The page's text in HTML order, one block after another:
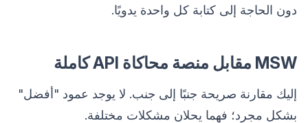
دون الحاجة إلى كتابة كل واحدة يدويًا.
MSW مقابل منصة محاكاة API كاملة
إليك مقارنة صريحة جنبًا إلى جنب. لا يوجد عمود "أفضل"
بشكل مجرد؛ فهما يحلان مشكلات مختلفة.